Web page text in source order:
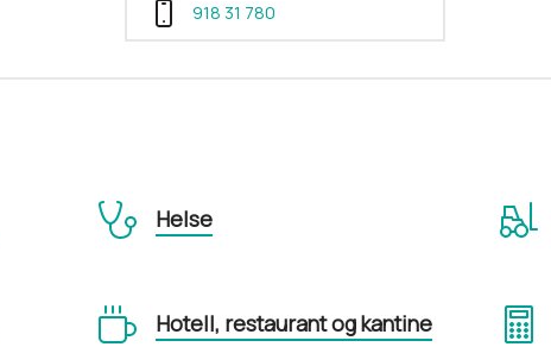
918 31 780
Helse
Hotell, restaurant og kantine